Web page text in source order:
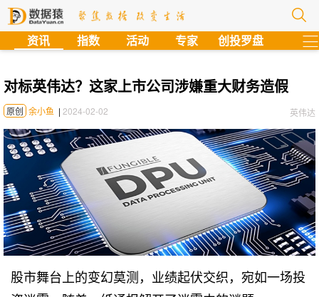
资讯 指数 活动 专家 创投罗盘
对标英伟达？这家上市公司涉嫌重大财务造假
英伟达
原创 余小鱼 | 2024-02-02
股市舞台上的变幻莫测，业绩起伏交织，宛如一场投